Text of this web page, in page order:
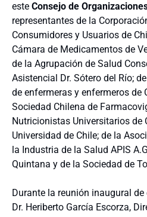
este Consejo de
representantes de la
Consumidores y Usuarios de
Cámara de Medicamentos de
de la Agrupación de Salud
Asistencial Dr. Sótero del Río;
de enfermeras y enfermeros de
Sociedad Chilena de
Nutricionistas Universitarios de
Universidad de Chile; de la
la Industria de la Salud APIS
Quintana y de la Sociedad de
Durante la reunión inaugural
Dr. Heriberto García Escorza,